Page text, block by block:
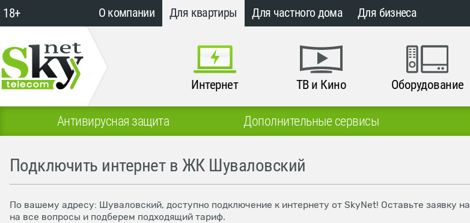
18+ О компании Для квартиры Для частного дома Для бизнеса
Интернет ТВ и Кино Оборудование
Антивирусная защита Дополнительные сервисы
Подключить интернет в ЖК Шуваловский
По вашему адресу: Шуваловский, доступно подключение к интернету от SkyNet! Оставьте заявку
на все вопросы и подберем подходящий тариф.